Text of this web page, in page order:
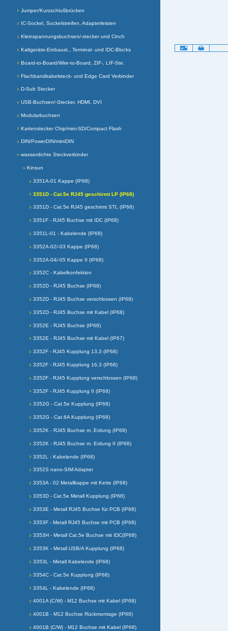
Jumper/Kurzschlußbrücken
IC-Sockel, Sockelstreifen, Adapterleisten
Kleinspannungsbuchsen/-stecker und Cinch
Kaltgeräte-Einbaust., Terminal- und IDC-Blocks
Board-to-Board/Wire-to-Board, ZIF-, LIF-Ste.
Flachbandkabelsteck- und Edge Card Verbinder
D-Sub Stecker
USB-Buchsen/-Stecker, HDMI, DVI
Modularbuchsen
Kartenstecker Chip/mini-SD/Compact Flash
DIN/PowerDIN/miniDIN
wasserdichte Steckverbinder
Kinsun
3351A-01 Kappe (IP68)
3351D - Cat.5e RJ45 geschirmt LP (IP68)
3351D - Cat.5e RJ45 geschirmt STL (IP68)
3351F - RJ45 Buchse mit IDC (IP68)
3351L-01 - Kabelende (IP68)
3352A-02/-03 Kappe (IP68)
3352A-04/-05 Kappe II (IP68)
3352C - Kabelkonfektion
3352D - RJ45 Buchse (IP68)
3352D - RJ45 Buchse verschlossen (IP68)
3352D - RJ45 Buchse mit Kabel (IP68)
3352E - RJ45 Buchse (IP68)
3352E - RJ45 Buchse mit Kabel (IP67)
3352F - RJ45 Kupplung 13,3 (IP68)
3352F - RJ45 Kupplung 16,3 (IP68)
3352F - RJ45 Kupplung verschlossen (IP68)
3352F - RJ45 Kupplung II (IP68)
3352G - Cat.5e Kupplung (IP68)
3352G - Cat.6A Kupplung (IP68)
3352K - RJ45 Buchse m. Erdung (IP68)
3352K - RJ45 Buchse m. Erdung II (IP68)
3352L - Kabelende (IP68)
3352S nano-SIM Adapter
3353A - 02 Metallkappe mit Kette (IP68)
3353D - Cat.5e Metall Kupplung (IP68)
3353E - Metall RJ45 Buchse für PCB (IP68)
3353F - Metall RJ45 Buchse mit PCB (IP68)
3353H - Metall Cat.5e Buchse mit IDC(IP68)
3353K - Metall USB/A Kupplung (IP68)
3353L - Metall Kabelende (IP68)
3354C - Cat.5e Kupplung (IP68)
3354L - Kabelende (IP68)
4001A (C/W) - M12 Buchse mit Kabel (IP68)
4001B - M12 Buchse Rückmontage (IP68)
4001B (C/W) - M12 Buchse mit Kabel (IP68)
Artikelaktionen